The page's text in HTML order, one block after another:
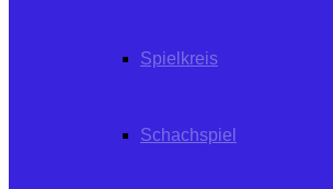
Spielkreis
Schachspiel